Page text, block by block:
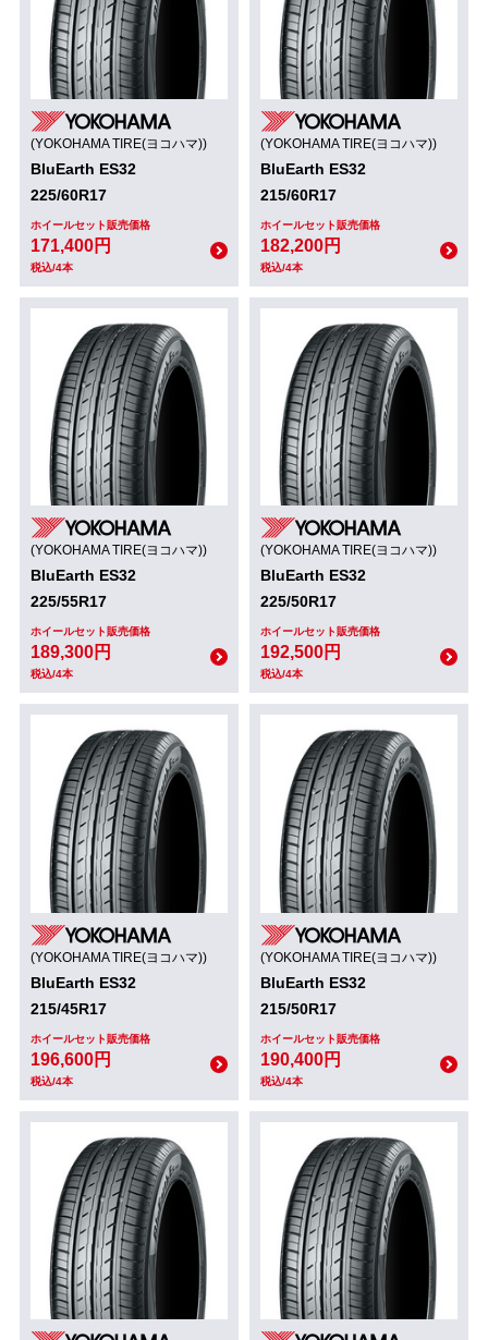
(YOKOHAMA TIRE(ヨコハマ))
BluEarth ES32
225/60R17
ホイールセット販売価格
171,400円
税込/4本
(YOKOHAMA TIRE(ヨコハマ))
BluEarth ES32
215/60R17
ホイールセット販売価格
182,200円
税込/4本
(YOKOHAMA TIRE(ヨコハマ))
BluEarth ES32
225/55R17
ホイールセット販売価格
189,300円
税込/4本
(YOKOHAMA TIRE(ヨコハマ))
BluEarth ES32
225/50R17
ホイールセット販売価格
192,500円
税込/4本
(YOKOHAMA TIRE(ヨコハマ))
BluEarth ES32
215/45R17
ホイールセット販売価格
196,600円
税込/4本
(YOKOHAMA TIRE(ヨコハマ))
BluEarth ES32
215/50R17
ホイールセット販売価格
190,400円
税込/4本